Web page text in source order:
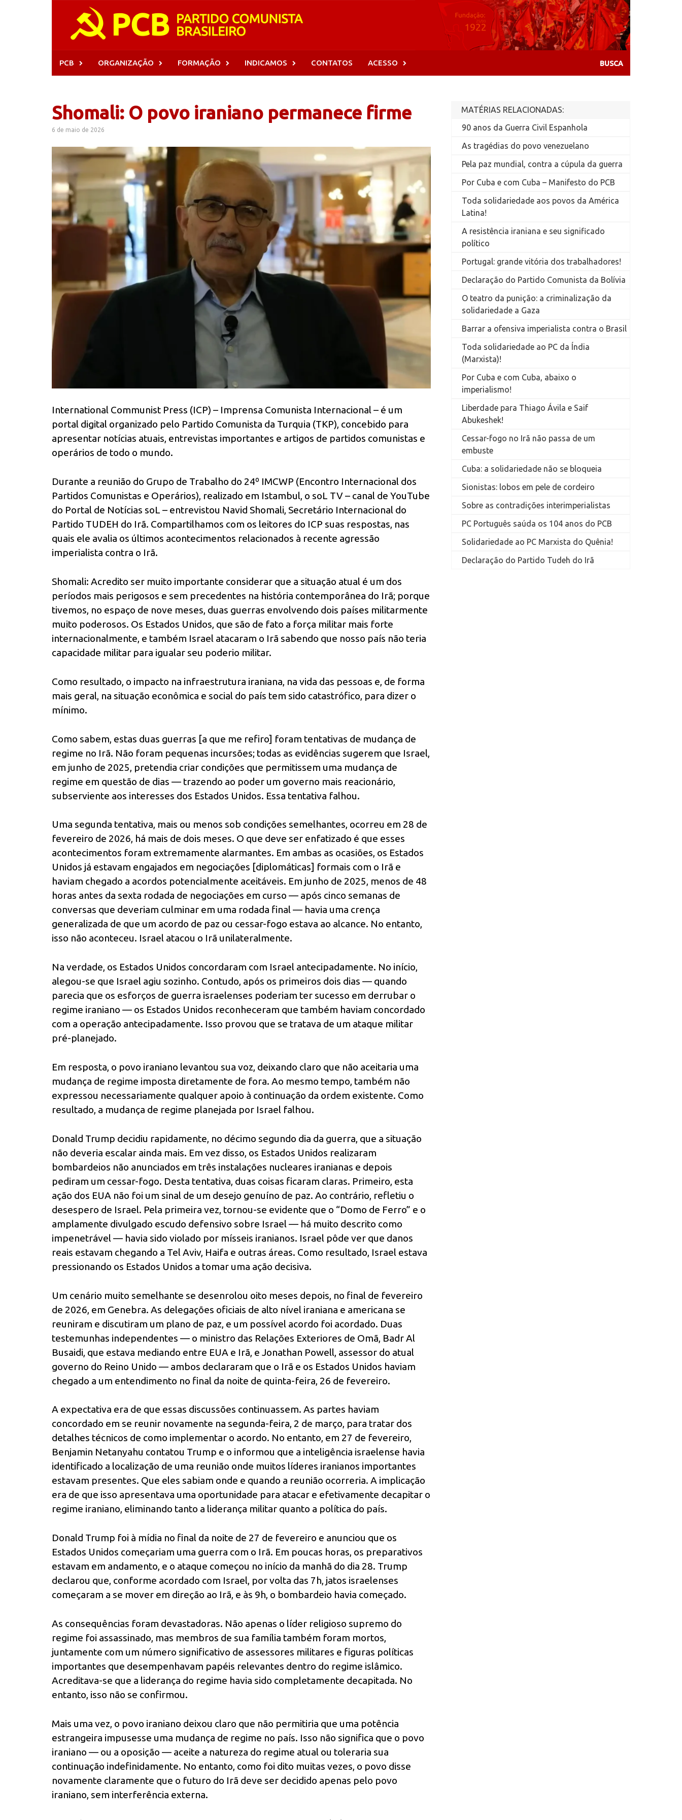
PCB ORGANIZAÇÃO FORMAÇÃO INDICAMOS CONTATOS ACESSO
Shomali: O povo iraniano permanece firme
6 de maio de 2026
International Communist Press (ICP) – Imprensa Comunista Internacional – é um
portal digital organizado pelo Partido Comunista da Turquia (TKP), concebido para
apresentar notícias atuais, entrevistas importantes e artigos de partidos comunistas e
operários de todo o mundo.
Durante a reunião do Grupo de Trabalho do 24º IMCWP (Encontro Internacional dos
Partidos Comunistas e Operários), realizado em Istambul, o soL TV – canal de YouTube
do Portal de Notícias soL – entrevistou Navid Shomali, Secretário Internacional do
Partido TUDEH do Irã. Compartilhamos com os leitores do ICP suas respostas, nas
quais ele avalia os últimos acontecimentos relacionados à recente agressão
imperialista contra o Irã.
Shomali: Acredito ser muito importante considerar que a situação atual é um dos
períodos mais perigosos e sem precedentes na história contemporânea do Irã; porque
tivemos, no espaço de nove meses, duas guerras envolvendo dois países militarmente
muito poderosos. Os Estados Unidos, que são de fato a força militar mais forte
internacionalmente, e também Israel atacaram o Irã sabendo que nosso país não teria
capacidade militar para igualar seu poderio militar.
Como resultado, o impacto na infraestrutura iraniana, na vida das pessoas e, de forma
mais geral, na situação econômica e social do país tem sido catastrófico, para dizer o
mínimo.
Como sabem, estas duas guerras [a que me refiro] foram tentativas de mudança de
regime no Irã. Não foram pequenas incursões; todas as evidências sugerem que Israel,
em junho de 2025, pretendia criar condições que permitissem uma mudança de
regime em questão de dias — trazendo ao poder um governo mais reacionário,
subserviente aos interesses dos Estados Unidos. Essa tentativa falhou.
Uma segunda tentativa, mais ou menos sob condições semelhantes, ocorreu em 28 de
fevereiro de 2026, há mais de dois meses. O que deve ser enfatizado é que esses
acontecimentos foram extremamente alarmantes. Em ambas as ocasiões, os Estados
Unidos já estavam engajados em negociações [diplomáticas] formais com o Irã e
haviam chegado a acordos potencialmente aceitáveis. Em junho de 2025, menos de 48
horas antes da sexta rodada de negociações em curso — após cinco semanas de
conversas que deveriam culminar em uma rodada final — havia uma crença
generalizada de que um acordo de paz ou cessar-fogo estava ao alcance. No entanto,
isso não aconteceu. Israel atacou o Irã unilateralmente.
Na verdade, os Estados Unidos concordaram com Israel antecipadamente. No início,
alegou-se que Israel agiu sozinho. Contudo, após os primeiros dois dias — quando
parecia que os esforços de guerra israelenses poderiam ter sucesso em derrubar o
regime iraniano — os Estados Unidos reconheceram que também haviam concordado
com a operação antecipadamente. Isso provou que se tratava de um ataque militar
pré-planejado.
Em resposta, o povo iraniano levantou sua voz, deixando claro que não aceitaria uma
mudança de regime imposta diretamente de fora. Ao mesmo tempo, também não
expressou necessariamente qualquer apoio à continuação da ordem existente. Como
resultado, a mudança de regime planejada por Israel falhou.
Donald Trump decidiu rapidamente, no décimo segundo dia da guerra, que a situação
não deveria escalar ainda mais. Em vez disso, os Estados Unidos realizaram
bombardeios não anunciados em três instalações nucleares iranianas e depois
pediram um cessar-fogo. Desta tentativa, duas coisas ficaram claras. Primeiro, esta
ação dos EUA não foi um sinal de um desejo genuíno de paz. Ao contrário, refletiu o
desespero de Israel. Pela primeira vez, tornou-se evidente que o “Domo de Ferro” e o
amplamente divulgado escudo defensivo sobre Israel — há muito descrito como
impenetrável — havia sido violado por mísseis iranianos. Israel pôde ver que danos
reais estavam chegando a Tel Aviv, Haifa e outras áreas. Como resultado, Israel estava
pressionando os Estados Unidos a tomar uma ação decisiva.
Um cenário muito semelhante se desenrolou oito meses depois, no final de fevereiro
de 2026, em Genebra. As delegações oficiais de alto nível iraniana e americana se
reuniram e discutiram um plano de paz, e um possível acordo foi acordado. Duas
testemunhas independentes — o ministro das Relações Exteriores de Omã, Badr Al
Busaidi, que estava mediando entre EUA e Irã, e Jonathan Powell, assessor do atual
governo do Reino Unido — ambos declararam que o Irã e os Estados Unidos haviam
chegado a um entendimento no final da noite de quinta-feira, 26 de fevereiro.
A expectativa era de que essas discussões continuassem. As partes haviam
concordado em se reunir novamente na segunda-feira, 2 de março, para tratar dos
detalhes técnicos de como implementar o acordo. No entanto, em 27 de fevereiro,
Benjamin Netanyahu contatou Trump e o informou que a inteligência israelense havia
identificado a localização de uma reunião onde muitos líderes iranianos importantes
estavam presentes. Que eles sabiam onde e quando a reunião ocorreria. A implicação
era de que isso apresentava uma oportunidade para atacar e efetivamente decapitar o
regime iraniano, eliminando tanto a liderança militar quanto a política do país.
Donald Trump foi à mídia no final da noite de 27 de fevereiro e anunciou que os
Estados Unidos começariam uma guerra com o Irã. Em poucas horas, os preparativos
estavam em andamento, e o ataque começou no início da manhã do dia 28. Trump
declarou que, conforme acordado com Israel, por volta das 7h, jatos israelenses
começaram a se mover em direção ao Irã, e às 9h, o bombardeio havia começado.
As consequências foram devastadoras. Não apenas o líder religioso supremo do
regime foi assassinado, mas membros de sua família também foram mortos,
juntamente com um número significativo de assessores militares e figuras políticas
importantes que desempenhavam papéis relevantes dentro do regime islâmico.
Acreditava-se que a liderança do regime havia sido completamente decapitada. No
entanto, isso não se confirmou.
Mais uma vez, o povo iraniano deixou claro que não permitiria que uma potência
estrangeira impusesse uma mudança de regime no país. Isso não significa que o povo
iraniano — ou a oposição — aceite a natureza do regime atual ou toleraria sua
continuação indefinidamente. No entanto, como foi dito muitas vezes, o povo disse
novamente claramente que o futuro do Irã deve ser decidido apenas pelo povo
iraniano, sem interferência externa.
MATÉRIAS RELACIONADAS:
90 anos da Guerra Civil Espanhola
As tragédias do povo venezuelano
Pela paz mundial, contra a cúpula da guerra
Por Cuba e com Cuba – Manifesto do PCB
Toda solidariedade aos povos da América
Latina!
A resistência iraniana e seu significado
político
Portugal: grande vitória dos trabalhadores!
Declaração do Partido Comunista da Bolívia
O teatro da punição: a criminalização da
solidariedade a Gaza
Barrar a ofensiva imperialista contra o Brasil
Toda solidariedade ao PC da Índia
(Marxista)!
Por Cuba e com Cuba, abaixo o
imperialismo!
Liberdade para Thiago Ávila e Saif
Abukeshek!
Cessar-fogo no Irã não passa de um
embuste
Cuba: a solidariedade não se bloqueia
Sionistas: lobos em pele de cordeiro
Sobre as contradições interimperialistas
PC Português saúda os 104 anos do PCB
Solidariedade ao PC Marxista do Quênia!
Declaração do Partido Tudeh do Irã